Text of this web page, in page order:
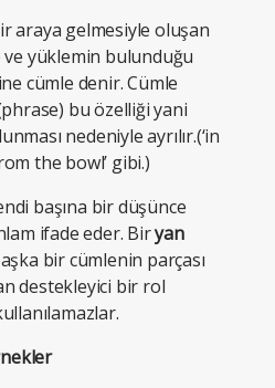
araya gelmesiyle oluşan
yüklemin bulunduğu
cümle denir. Cümle
bu özelliği yani
nedeniyle ayrılır.(‘in
the bowl’ gibi.)
başına bir düşünce
ifade eder. Biryan
bir cümlenin parçası
destekleyici bir rol